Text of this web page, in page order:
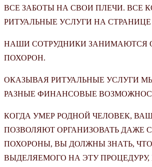
ВСЕ ЗАБОТЫ НА СВОИ ПЛЕЧИ. ВСЕ
РИТУАЛЬНЫЕ УСЛУГИ НА СТРАНИЦЕ
НАШИ СОТРУДНИКИ ЗАНИМАЮТСЯ
ПОХОРОН.
ОКАЗЫВАЯ РИТУАЛЬНЫЕ УСЛУГИ
РАЗНЫЕ ФИНАНСОВЫЕ
КОГДА УМЕР РОДНОЙ ЧЕЛОВЕК,
ПОЗВОЛЯЮТ ОРГАНИЗОВАТЬ ДАЖЕ
ПОХОРОНЫ, ВЫ ДОЛЖНЫ ЗНАТЬ,
ВЫДЕЛЯЕМОГО НА ЭТУ ПРОЦЕДУРУ,